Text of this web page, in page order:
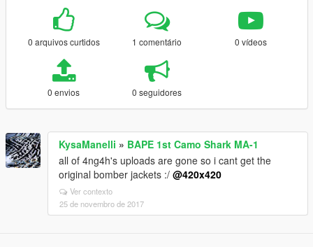
0 arquivos curtidos 1 comentário 0 vídeos
0 envios 0 seguidores
KysaManelli » BAPE 1st Camo Shark MA-1
all of 4ng4h's uploads are gone so i cant get the
original bomber jackets :/ @420x420
Ver contexto
25 de novembro de 2017